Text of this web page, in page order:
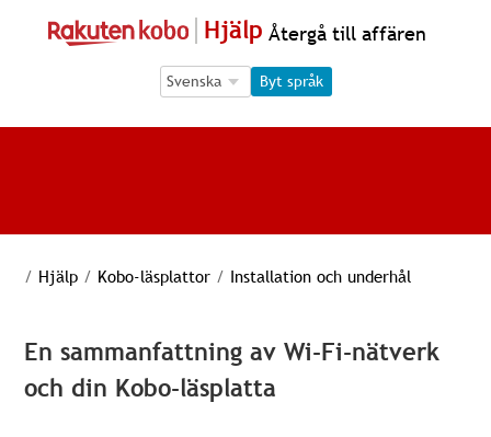
Hjälp Återgå till affären
Language Selection
Language Selection
Byt språk
/ Hjälp / Kobo-läsplattor / Installation och underhål
En sammanfattning av Wi-Fi-nätverk
och din Kobo-läsplatta